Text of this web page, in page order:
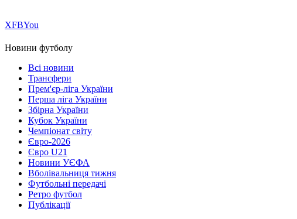
ХFBYou
Новини футболу
Всі новини
Трансфери
Прем'єр-ліга України
Перша ліга України
Збірна України
Кубок України
Чемпіонат світу
Євро-2026
Євро U21
Новини УЄФА
Вболівальниця тижня
Футбольні передачі
Ретро футбол
Публікації